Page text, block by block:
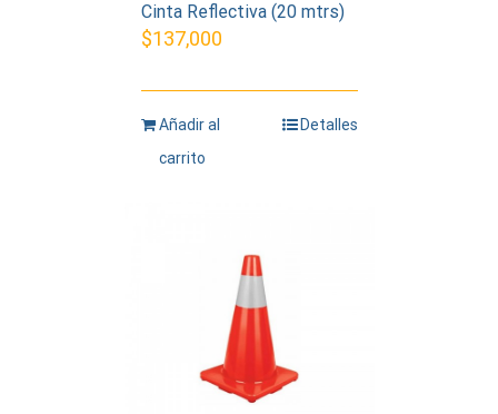
Cinta Reflectiva (20 mtrs)
$137,000
Añadir al
carrito
Detalles